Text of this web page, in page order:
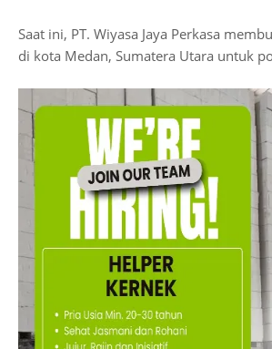
Saat ini, PT. Wiyasa Jaya Perkasa
di kota Medan, Sumatera Utara untuk